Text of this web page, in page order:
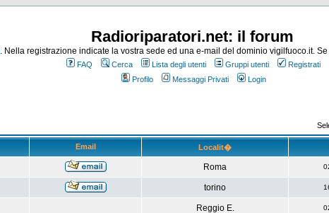
Radioriparatori.net: il forum
. Nella registrazione indicate la vostra sede ed una e-mail del dominio vigilfuoco.it.
FAQ Cerca Lista degli utenti Gruppi utenti
Registrati
Profilo
Messaggi Privati Login
Email Localit�
Roma
torino
Reggio E.